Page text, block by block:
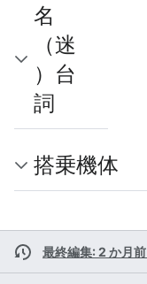
名
（迷
）台
詞
搭乗機体
最終編集: 2 か月前